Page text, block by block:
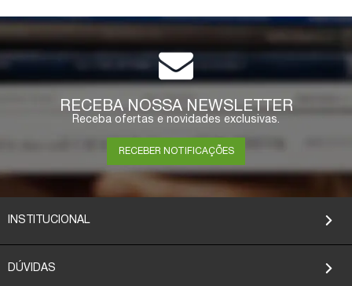
RECEBA NOSSA NEWSLETTER
Receba ofertas e novidades exclusivas.
RECEBER NOTIFICAÇÕES
INSTITUCIONAL
DÚVIDAS